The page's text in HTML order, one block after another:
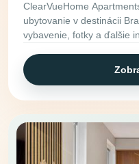
ClearVueHome
ubytovanie v destinácii
vybavenie, fotky a ďalšie